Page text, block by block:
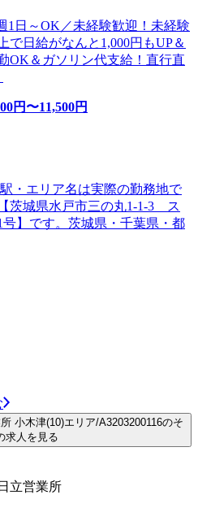
1日～OK／未経験歓迎！未経験
で日給がなんと1,000円もUP＆
OK＆ガソリン代支給！直行直
円〜11,500円
・エリア名は実際の勤務地で
茨城県水戸市三の丸1-1-3 ス
】です。茨城県・千葉県・都
小木津(10)エリア/A3203200116のそ
求人を見る
立営業所